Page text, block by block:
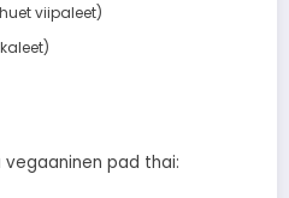
viipaleet)
pad thai: